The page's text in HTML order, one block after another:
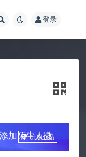
登录
加陌生人微
升级会员